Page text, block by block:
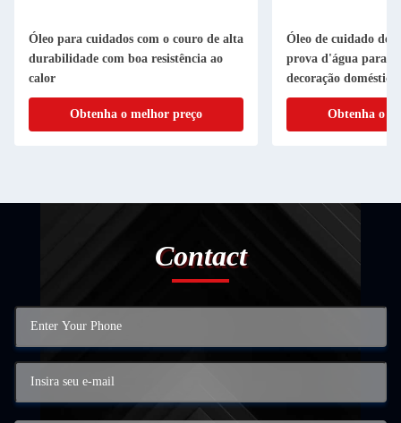
Óleo para cuidados com o couro de alta
durabilidade com boa resistência ao
calor
Obtenha o melhor preço
Óleo de cuidado de
prova d'água para
decoração doméstica
Obtenha o
Contact